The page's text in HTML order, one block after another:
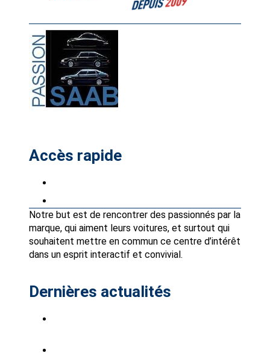
Accès rapide
Notre but est de rencontrer des passionnés par la
marque, qui aiment leurs voitures, et surtout qui
souhaitent mettre en commun ce centre d’intérêt
dans un esprit interactif et convivial.
Dernières actualités